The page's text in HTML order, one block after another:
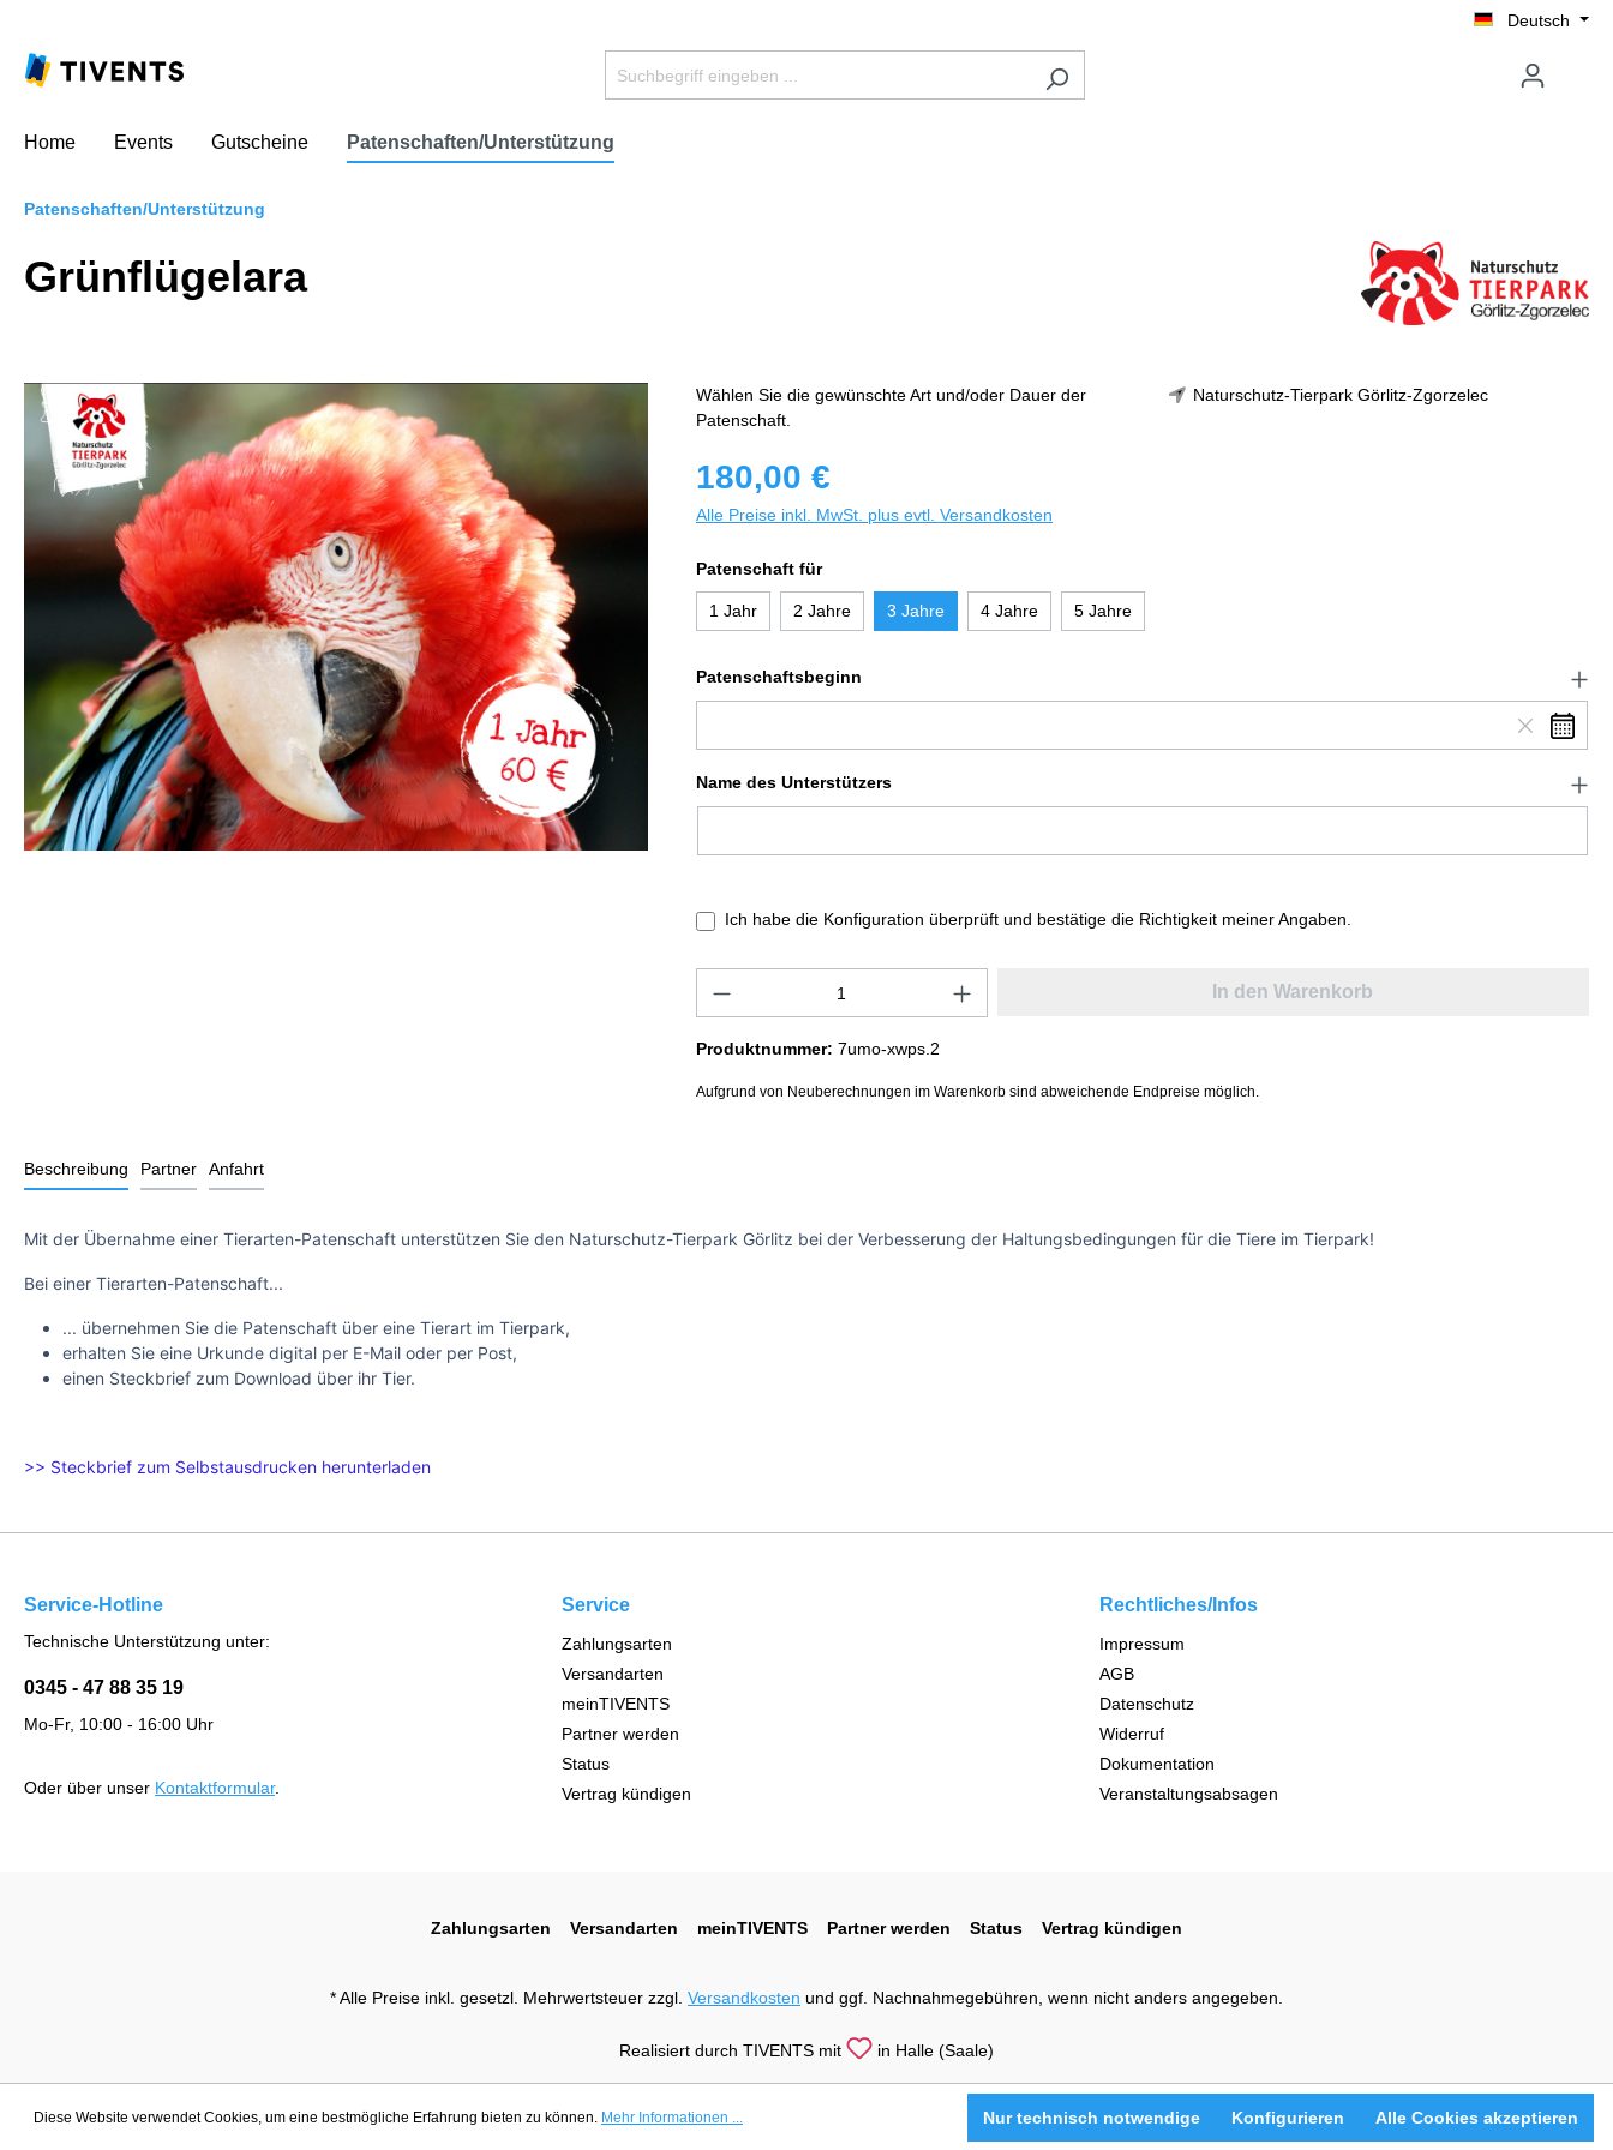
Deutsch
Home Events Gutscheine Patenschaften/Unterstützung
Patenschaften/Unterstützung
Grünflügelara
Wählen Sie die gewünschte Art und/oder Dauer der
Patenschaft.
Naturschutz-Tierpark Görlitz-Zgorzelec
180,00 €
Alle Preise inkl. MwSt. plus evtl. Versandkosten
Patenschaft für
1 Jahr 2 Jahre 3 Jahre 4 Jahre 5 Jahre
Patenschaftsbeginn
Name des Unterstützers
Ich habe die Konfiguration überprüft und bestätige die Richtigkeit meiner Angaben.
In den Warenkorb
Produktnummer: 7umo-xwps.2
Aufgrund von Neuberechnungen im Warenkorb sind abweichende Endpreise möglich.
Beschreibung Partner Anfahrt
Mit der Übernahme einer Tierarten-Patenschaft unterstützen Sie den Naturschutz-Tierpark Görlitz bei der Verbesserung der Haltungsbedingungen für die Tiere im Tierpark!
Bei einer Tierarten-Patenschaft...
... übernehmen Sie die Patenschaft über eine Tierart im Tierpark,
erhalten Sie eine Urkunde digital per E-Mail oder per Post,
einen Steckbrief zum Download über ihr Tier.
>> Steckbrief zum Selbstausdrucken herunterladen
Service-Hotline
Technische Unterstützung unter:
0345 - 47 88 35 19
Mo-Fr, 10:00 - 16:00 Uhr
Oder über unser Kontaktformular.
Service
Zahlungsarten
Versandarten
meinTIVENTS
Partner werden
Status
Vertrag kündigen
Rechtliches/Infos
Impressum
AGB
Datenschutz
Widerruf
Dokumentation
Veranstaltungsabsagen
Zahlungsarten Versandarten meinTIVENTS Partner werden Status Vertrag kündigen
* Alle Preise inkl. gesetzl. Mehrwertsteuer zzgl. Versandkosten und ggf. Nachnahmegebühren, wenn nicht anders angegeben.
Realisiert durch TIVENTS mit in Halle (Saale)
Diese Website verwendet Cookies, um eine bestmögliche Erfahrung bieten zu können. Mehr Informationen ... Nur technisch notwendige Konfigurieren Alle Cookies akzeptieren